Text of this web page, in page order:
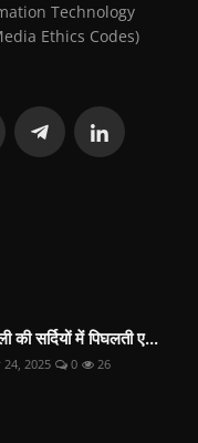
Technology
Ethics Codes)
की सर्दियों में पिघलती ए...
24, 2025 0 26